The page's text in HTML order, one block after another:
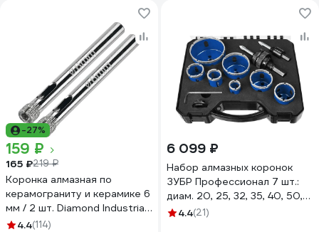
-27%
159 ₽
165 ₽219 ₽
Коронка алмазная по
керамограниту и керамике 6
мм / 2 шт. Diamond Industrial
DIDCSC006
4.4(114)
6 099 ₽
Набор алмазных коронок
ЗУБР Профессионал 7 шт.:
диам. 20, 25, 32, 35, 40, 50,
68, 60-100Р 29870-H7_z01
4.4(21)